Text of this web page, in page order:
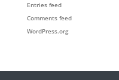
Entries feed
Comments feed
WordPress.org